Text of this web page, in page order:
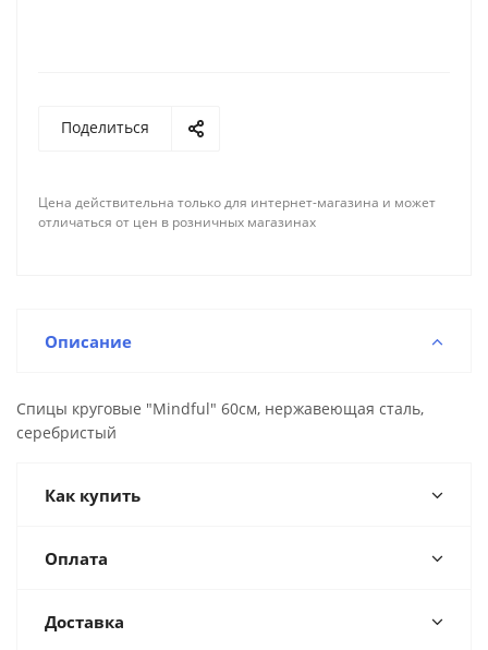
Поделиться
Цена действительна только для интернет-магазина и может
отличаться от цен в розничных магазинах
Описание
Спицы круговые "Mindful" 60см, нержавеющая сталь,
серебристый
Как купить
Оплата
Доставка